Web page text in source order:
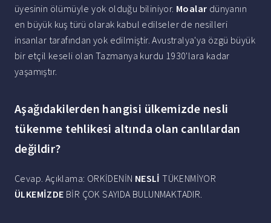
üyesinin ölümüyle yok olduğu biliniyor. Moalar dünyanın
en büyük kuş türü olarak kabul edilseler de nesilleri
insanlar tarafından yok edilmiştir. Avustralya'ya özgü büyük
bir etçil keseli olan Tazmanya kurdu 1930'lara kadar
yaşamıştır.
Aşağıdakilerden hangisi ülkemizde nesli
tükenme tehlikesi altında olan canlılardan
değildir?
Cevap. Açıklama: ORKİDENİN NESLİ TÜKENMİYOR
ÜLKEMİZDE BİR ÇOK SAYIDA BULUNMAKTADIR.